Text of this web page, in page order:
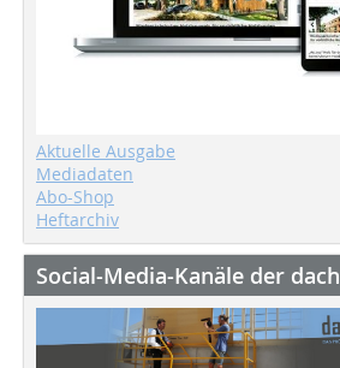
Aktuelle Ausgabe
Mediadaten
Abo-Shop
Heftarchiv
Social-Media-Kanäle der